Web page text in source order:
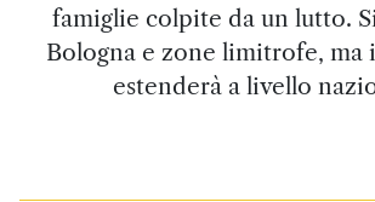
famiglie colpite da un lutto.
Bologna e zone limitrofe, ma
estenderà a livello